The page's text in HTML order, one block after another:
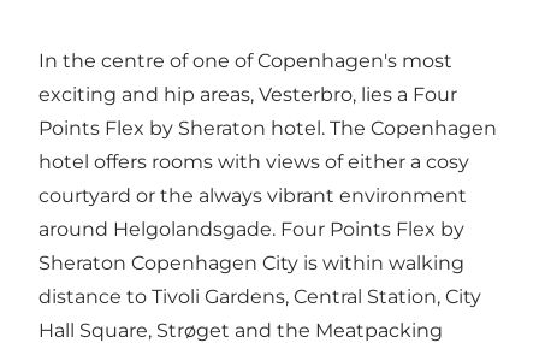
In the centre of one of Copenhagen's most
exciting and hip areas, Vesterbro, lies a Four
Points Flex by Sheraton hotel. The Copenhagen
hotel offers rooms with views of either a cosy
courtyard or the always vibrant environment
around Helgolandsgade. Four Points Flex by
Sheraton Copenhagen City is within walking
distance to Tivoli Gardens, Central Station, City
Hall Square, Strøget and the Meatpacking